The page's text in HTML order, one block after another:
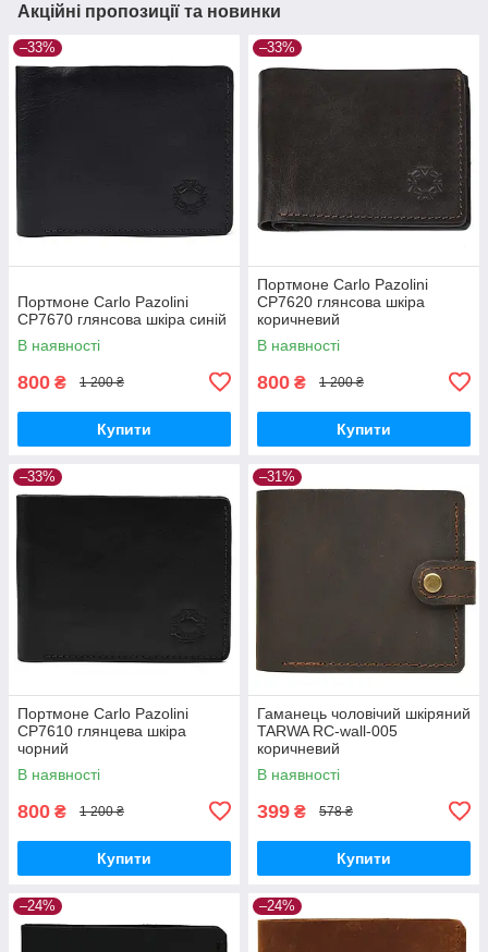
Акційні пропозиції та новинки
–33%
Портмоне Carlo Pazolini
CP7670 глянсова шкіра синій
В наявності
800 ₴ 1 200 ₴
Купити
–33%
Портмоне Carlo Pazolini
CP7620 глянсова шкіра
коричневий
В наявності
800 ₴ 1 200 ₴
Купити
–33%
Портмоне Carlo Pazolini
CP7610 глянцева шкіра
чорний
В наявності
800 ₴ 1 200 ₴
Купити
–31%
Гаманець чоловічий шкіряний
TARWA RC-wall-005
коричневий
В наявності
399 ₴ 578 ₴
Купити
–24% –24%